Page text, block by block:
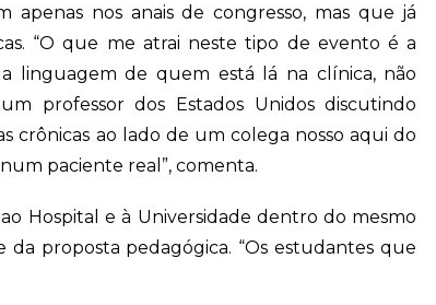
nos anais de congresso, mas que já
“O que me atrai neste tipo de evento é a
linguagem de quem está lá na clínica, não
professor dos Estados Unidos discutindo
crônicas ao lado de um colega nosso aqui do
paciente real”, comenta.
Hospital e à Universidade dentro do mesmo
proposta pedagógica. “Os estudantes que